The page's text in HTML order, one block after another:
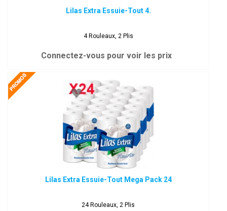
Lilas Extra Essuie-Tout 4.
4 Rouleaux, 2 Plis
Connectez-vous pour voir les prix
Lilas Extra Essuie-Tout Mega Pack 24
24 Rouleaux, 2 Plis